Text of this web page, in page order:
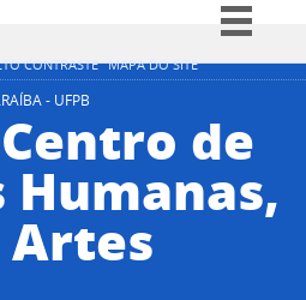
CONTRASTE MAPA DO SITE
Simplifique!
Participe
Legislação
Canais
- UFPB
Centro de
Humanas,
Artes